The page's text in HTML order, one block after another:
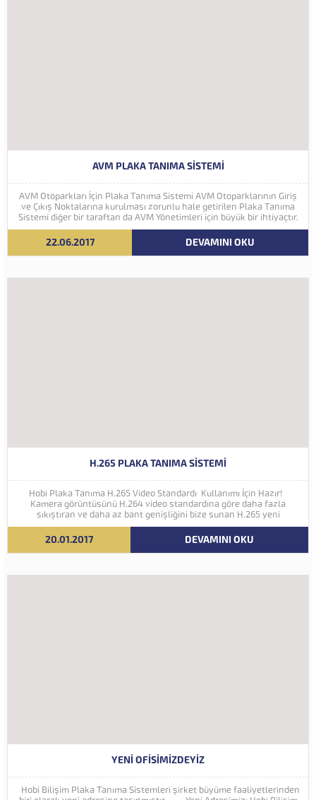
AVM PLAKA TANIMA SISTEMI
AVM Otoparkları İçin Plaka Tanıma Sistemi AVM Otoparklarının Giriş
ve Çıkış Noktalarına kurulması zorunlu hale getirilen Plaka Tanıma
Sistemi diğer bir taraftan da AVM Yönetimleri için büyük bir ihtiyaçtır.
AVM Yönetimleri Plaka Tanıma Sisteminden elde edecekleri verilerle
müşteri yoğunluk analizlerini çok ayrıntılı...
22.06.2017 DEVAMINI OKU
H.265 PLAKA TANIMA SISTEMI
Hobi Plaka Tanıma H.265 Video Standardı Kullanımı İçin Hazır!
Kamera görüntüsünü H.264 video standardına göre daha fazla
sıkıştıran ve daha az bant genişliğini bize sunan H.265 yeni
nesil kodlama teknolojisi Hobi Plaka Tanıma Sistemine eklenmiştir.
İleriki yıllarda 4K ve...
20.01.2017 DEVAMINI OKU
YENI OFISIMIZDEYIZ
Hobi Bilişim Plaka Tanıma Sistemleri şirket büyüme faaliyetlerinden